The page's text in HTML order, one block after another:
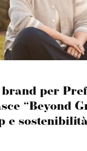
brand per
“Beyond
e